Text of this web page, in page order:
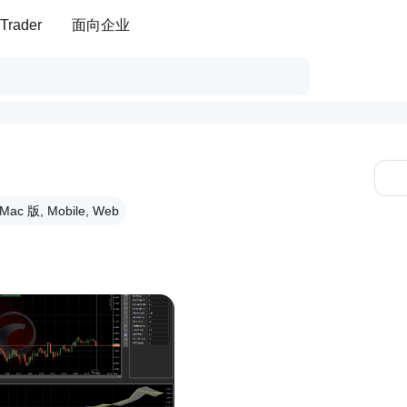
面向企业
版, Mobile, Web